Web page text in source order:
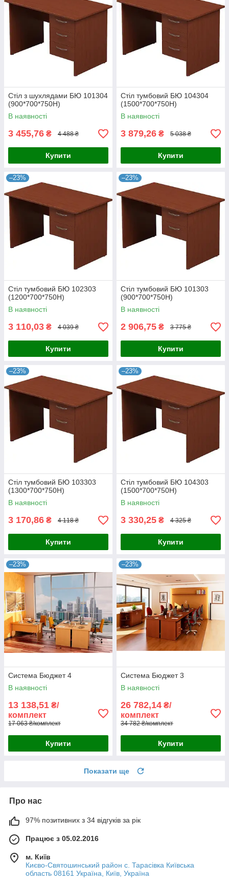
Стіл з шухлядами БЮ 101304
(900*700*750Н)
В наявності
3 455,76 ₴ 4 488 ₴
Купити
Стіл тумбовий БЮ 104304
(1500*700*750Н)
В наявності
3 879,26 ₴ 5 038 ₴
Купити
–23%
Стіл тумбовий БЮ 102303
(1200*700*750Н)
В наявності
3 110,03 ₴ 4 039 ₴
Купити
–23%
Стіл тумбовий БЮ 101303
(900*700*750Н)
В наявності
2 906,75 ₴ 3 775 ₴
Купити
–23%
Стіл тумбовий БЮ 103303
(1300*700*750Н)
В наявності
3 170,86 ₴ 4 118 ₴
Купити
–23%
Стіл тумбовий БЮ 104303
(1500*700*750Н)
В наявності
3 330,25 ₴ 4 325 ₴
Купити
–23%
Система Бюджет 4
В наявності
13 138,51 ₴/
комплект
17 063 ₴/комплект
Купити
–23%
Система Бюджет 3
В наявності
26 782,14 ₴/
комплект
34 782 ₴/комплект
Купити
Показати ще
Про нас
97% позитивних з 34 відгуків за рік
Працює з 05.02.2016
м. Київ
Києво-Святошинський район с. Тарасівка Київська
область 08161 Україна, Київ, Україна